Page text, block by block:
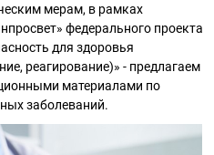
мерам, в рамках
федерального проекта
для здоровья
реагирование)» - предлагаем
материалами по
заболеваний.